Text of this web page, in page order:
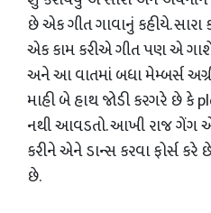
છે એક ગીત ગાવાનું કહીયે.
એક કામ કરીએ ગીત પણ એ
અને આ વાતમાં બધા મેમ્બર્સ
માહી બે હાથ જોડી કરગરે છે કે
નથી આવડતો. આખી રાજ ગેંગ
કરીને એને ડાન્સ કરવા ફોર્સ
છે.